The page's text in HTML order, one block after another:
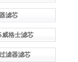
滤芯
格士滤芯
滤器滤芯